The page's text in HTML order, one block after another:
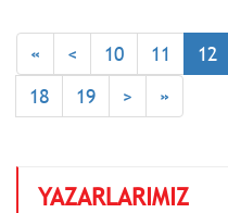
« < 10 11 12
18
19 > »
YAZARLARIMIZ